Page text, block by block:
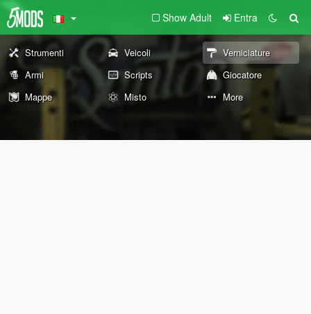
Show Adult Entra
Strumenti Veicoli
Verniciature
Armi
Scripts
Giocatore
Mappe
Misto More